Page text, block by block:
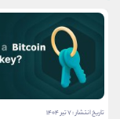
تاریخ انتشار : ۷ تیر ۱۴۰۴